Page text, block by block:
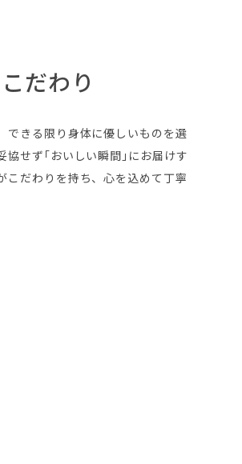
だわり
できる限り身体に優しいものを選
協せず｢おいしい瞬間｣にお届けす
こだわりを持ち、心を込めて丁寧